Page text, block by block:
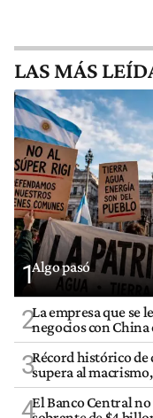
LAS MÁS
1Algo pasó
2La empresa que se
negocios con China
3Récord histórico
supera al
4El Banco Central